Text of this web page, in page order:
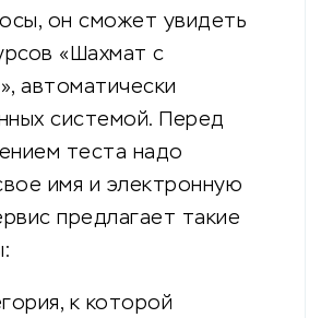
он сможет увидеть
«Шахмат с
автоматически
системой. Перед
теста надо
имя и электронную
предлагает такие
к которой